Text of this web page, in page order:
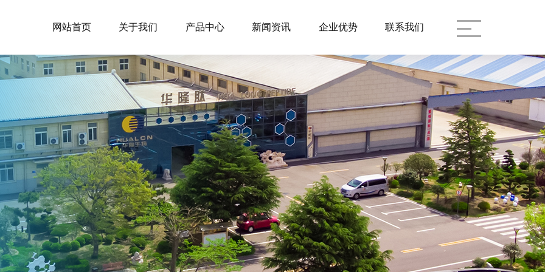
网站首页 关于我们 产品中心 新闻资讯 企业优势 联系我们